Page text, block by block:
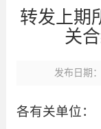
转发上期
关
发布日期
各有关单位：